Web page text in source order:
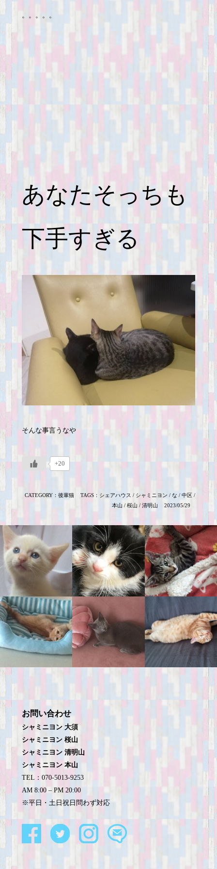
。。。。。
あなたそっちも
下手すぎる
そんな事言うなや
+20
CATEGORY：後輩猫 TAGS： シェアハウス / シャミニヨン /な /中区 /
本山 /桜山 /清明山 2023/05/29
お問い合わせ
シャミニヨン 大須
シャミニヨン 桜山
シャミニヨン 清明山
シャミニヨン 本山
TEL：070-5013-9253
AM 8:00 – PM 20:00
※平日・土日祝日問わず対応